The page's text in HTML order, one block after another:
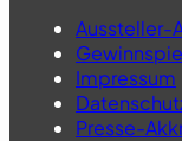
Aussteller-
Impressum
Presse-